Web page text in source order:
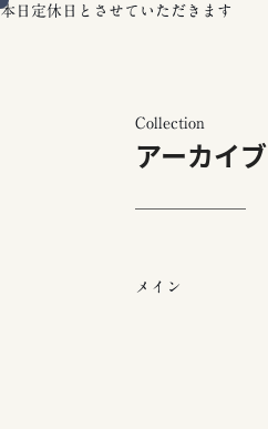
本日定休日とさせていただきます
Collection
アーカイブ
メイン